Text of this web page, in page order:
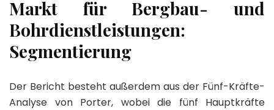
Markt für Bergbau- und
Bohrdienstleistungen:
Segmentierung
Der Bericht besteht außerdem aus der Fünf-Kräfte-
Analyse von Porter, wobei die fünf Hauptkräfte